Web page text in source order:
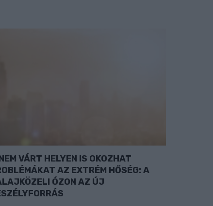
VÁRT HELYEN IS OKOZHAT
AZ EXTRÉM HŐSÉG: A
ÓZON AZ ÚJ